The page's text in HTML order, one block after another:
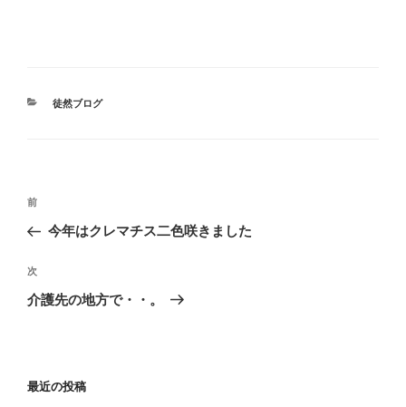
カ
徒然ブログ
投
ナ
ビ
ゲ
ン
前
の
稿
前
今年はクレマチス二色咲きました
次
の
次
介護先の地方で・・。
最近の投稿